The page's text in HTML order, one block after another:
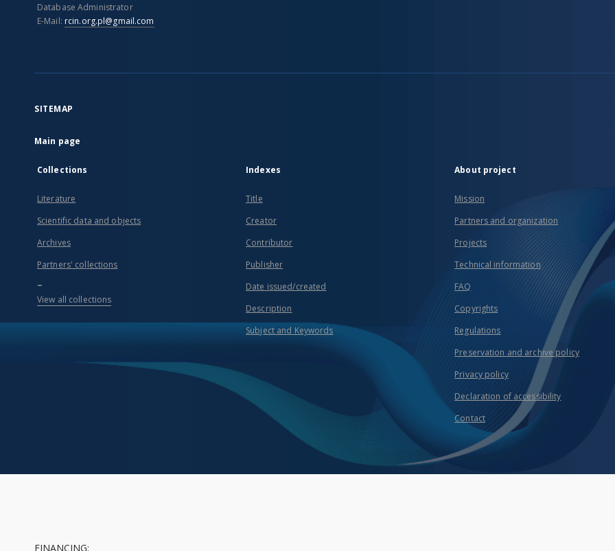
Database Administrator
E-Mail: rcin.org.pl@gmail.com
SITEMAP
Main page
Collections
Literature
Scientific data and objects
Archives
Partners' collections
...
View all collections
Indexes
Title
Creator
Contributor
Publisher
Date issued/created
Description
Subject and Keywords
About project
Mission
Partners and organization
Projects
Technical information
FAQ
Copyrights
Regulations
Preservation and archive policy
Privacy policy
Declaration of accessibility
Contact
FINANCING: